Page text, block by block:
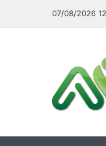
07/08/2026